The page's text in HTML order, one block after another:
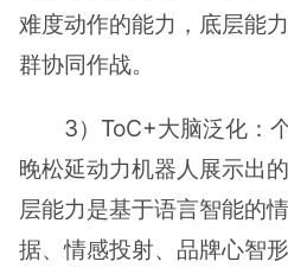
难度动作的能力，底层能
群协同作战。
3）ToC+大脑泛化：
晚松延动力机器人展示出
层能力是基于语言智能的
据、情感投射、品牌心智形